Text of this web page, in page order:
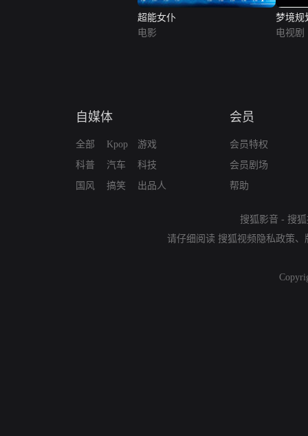
超能女仆
电影
梦境规
电视剧
自媒体
全部
科普
国风
Kpop
汽车
搞笑
游戏
科技
出品人
会员
会员特权
会员剧场
帮助
搜狐影音 - 搜
请仔细阅读 搜狐视频隐私政策、